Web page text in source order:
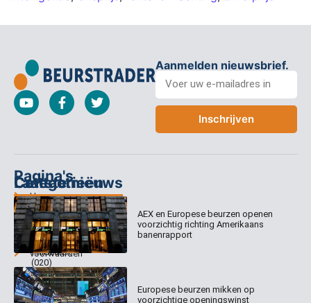
Aanmelden nieuwsbrief.
Inschrijven
Pagina's
Home
Abonnementen
Dagcommentaar
Tradealert
Organisatie
Contact
Categorieën
Columns
Dagcommentaar
Algemene
voorwaarden
Disclaimer
Welk
Contact
Keizersgracht
520
1017 EK
Amsterdam
(020)
231
0020
Laatste nieuws
AEX en Europese beurzen openen
voorzichtig richting Amerikaans
banenrapport
Europese beurzen mikken op
voorzichtige openingswinst